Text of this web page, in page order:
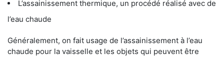
L’assainissement thermique, un procédé réalisé avec de
l’eau chaude
Généralement, on fait usage de l’assainissement à l’eau
chaude pour la vaisselle et les objets qui peuvent être